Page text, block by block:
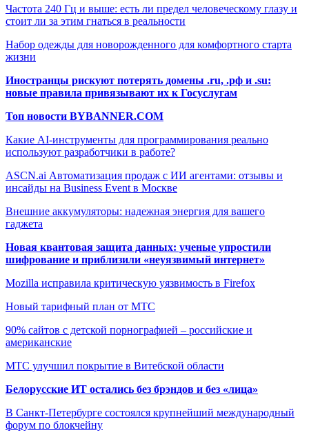
Частота 240 Гц и выше: есть ли предел человеческому глазу и
стоит ли за этим гнаться в реальности
Набор одежды для новорожденного для комфортного старта
жизни
Иностранцы рискуют потерять домены .ru, .рф и .su:
новые правила привязывают их к Госуслугам
Топ новости BYBANNER.COM
Какие AI-инструменты для программирования реально
используют разработчики в работе?
ASCN.ai Автоматизация продаж с ИИ агентами: отзывы и
инсайды на Business Event в Москве
Внешние аккумуляторы: надежная энергия для вашего
гаджета
Новая квантовая защита данных: ученые упростили
шифрование и приблизили «неуязвимый интернет»
Mozilla исправила критическую уязвимость в Firefox
Новый тарифный план от МТС
90% сайтов с детской порнографией – российские и
американские
МТС улучшил покрытие в Витебской области
Белорусские ИТ остались без брэндов и без «лица»
В Санкт-Петербурге состоялся крупнейший международный
форум по блокчейну